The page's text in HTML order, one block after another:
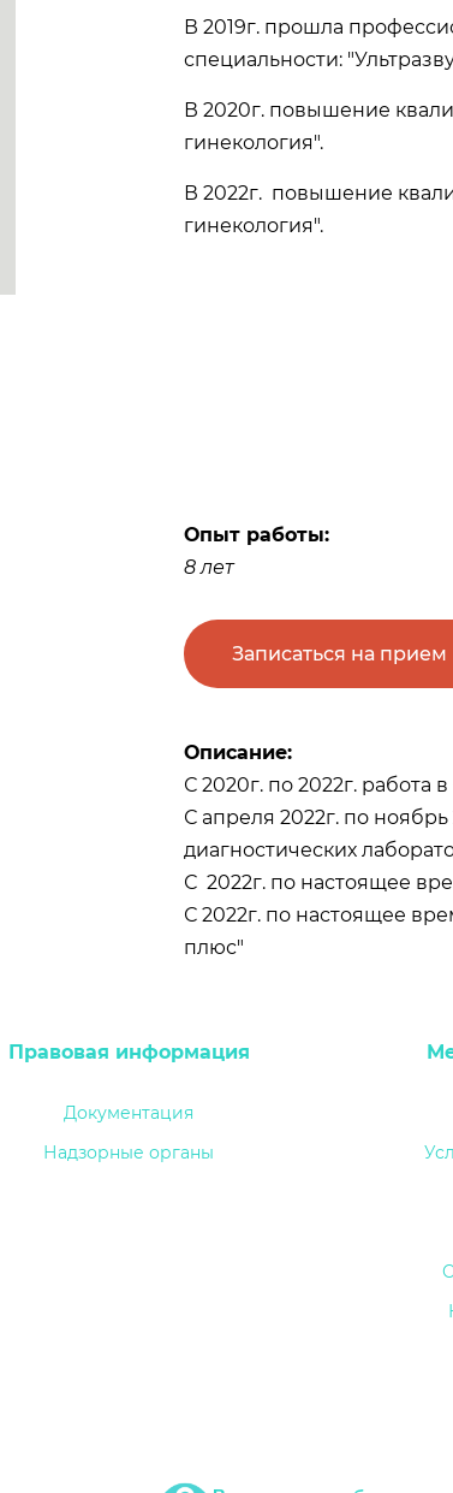
В 2019г. прошла
специальности:
В 2020г. повышение
гинекология".
В 2022г. повышение
гинекология".
Опыт работы:
8 лет
Записаться на прием
Описание:
С 2020г. по 2022г.
С апреля 2022г. по
диагностических
С 2022г. по настоящее
С 2022г. по настоящее
плюс"
Правовая информация
Документация
Надзорные органы